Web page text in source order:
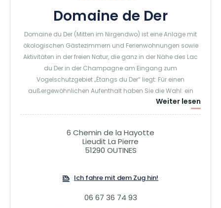
Domaine de Der
Domaine du Der (Mitten im Nirgendwo) ist eine Anlage mit
ökologischen Gästezimmern und Ferienwohnungen sowie
Aktivitäten in der freien Natur, die ganz in der Nähe des Lac
du Der in der Champagne am Eingang zum
Vogelschutzgebiet „Étangs du Der“ liegt: Für einen
außergewöhnlichen Aufenthalt haben Sie die Wahl: ein
charmantes Gästezimmer in einem ehemaligen Jagdhaus,
unsere komfortable Baumhütte oder unser Boheme-
Gelegenheiten, ganz in die Natur im Land der Graukraniche
einzutauchen!
Weiter lesen
6 Chemin de la Hayotte
Lieudit La Pierre
51290 OUTINES
Ich fahre mit dem Zug hin!
06 67 36 74 93